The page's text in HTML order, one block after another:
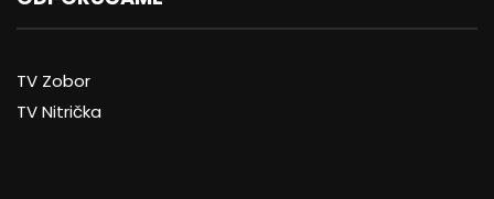
TV Zobor
TV Nitrička